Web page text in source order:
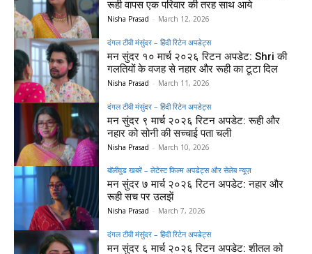
रूही वापस एक परिवार की तरह साथ आये
Nisha Prasad - March 12, 2026
दंगल टीवी मंसुंदर – हिंदी रिटेन अपडेट्स
मन सुंदर १० मार्च २०२६ रिटन अपडेट: Shri की
गलतियों के वजह से नहार और रूही का टूटा दिल
Nisha Prasad - March 11, 2026
दंगल टीवी मंसुंदर – हिंदी रिटेन अपडेट्स
मन सुंदर ९ मार्च २०२६ रिटन अपडेट: रूही और
नहार को सोनी की सच्चाई पता चली
Nisha Prasad - March 10, 2026
बॉलीवुड खबरें – लेटेस्ट फिल्म अपडेट्स और सेलेब न्यूज़
मन सुंदर ७ मार्च २०२६ रिटन अपडेट: नहार और
रूही सच पर उलझें
Nisha Prasad - March 7, 2026
दंगल टीवी मंसुंदर – हिंदी रिटेन अपडेट्स
मन सुंदर ६ मार्च २०२६ रिटन अपडेट: शीतल को